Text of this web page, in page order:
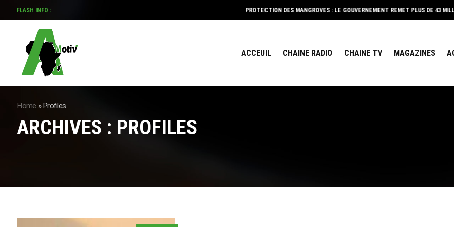
FLASH INFO : PROTECTION DES MANGROVES : LE GOUVERNEMENT REMET PLUS DE 43 MILLIONS FCFA
ACCEUIL CHAINE RADIO CHAINE TV MAGAZINES
Home »Profiles
ARCHIVES : PROFILES